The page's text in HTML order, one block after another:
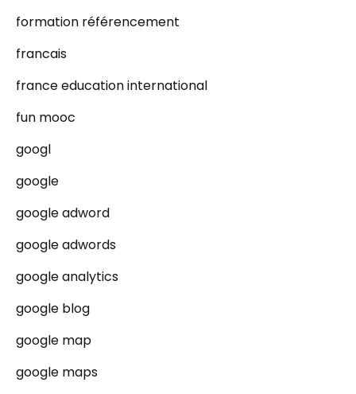
formation référencement
francais
france education international
fun mooc
googl
google
google adword
google adwords
google analytics
google blog
google map
google maps